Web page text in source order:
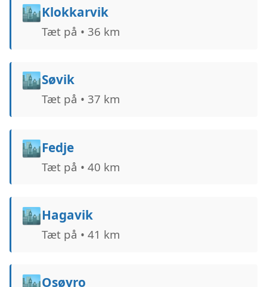
🏙️Klokkarvik
Tæt på • 36 km
🏙️Søvik
Tæt på • 37 km
🏙️Fedje
Tæt på • 40 km
🏙️Hagavik
Tæt på • 41 km
🏙️Osøyro